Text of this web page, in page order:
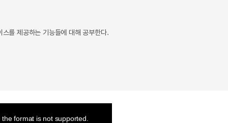
를 제공하는 기능들에 대해 공부한다.
format is not supported.